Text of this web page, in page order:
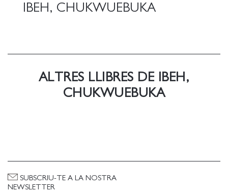
IBEH, CHUKWUEBUKA
ALTRES LLIBRES DE IBEH,
CHUKWUEBUKA
SUBSCRIU-TE A LA NOSTRA
NEWSLETTER